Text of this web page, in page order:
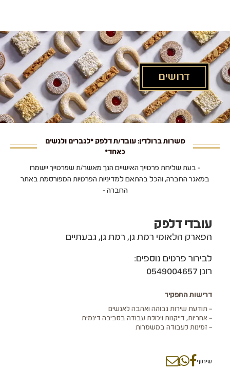
דרושים
משרות ברולדין: עובד/ת דלפק *לגברים ולנשים
כאחד*
- בעת שליחת פרטייך האישיים הנך מאשר/ת שפרטייך יישמרו
במאגר החברה, והכל בהתאם למדיניות הפרטיות המפורסמת באתר
החברה -
עובדי דלפק
הפארק הלאומי רמת גן, רמת גן, גבעתיים
לבירור פרטים נוספים:
רונן 0549004657
דרישות התפקיד
– תודעת שירות גבוהה ואהבה לאנשים
– אחריות, דייקנות ויכולת עבודה בסביבה דינמית
– זמינות לעבודה במשמרות
שיתוף